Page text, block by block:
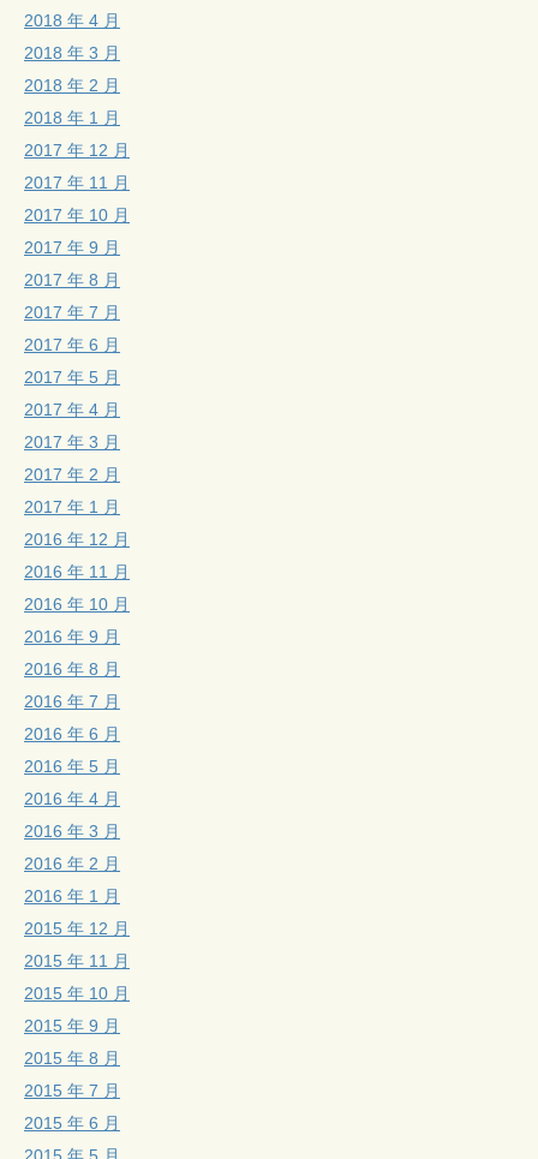
2018 年 4 月
2018 年 3 月
2018 年 2 月
2018 年 1 月
2017 年 12 月
2017 年 11 月
2017 年 10 月
2017 年 9 月
2017 年 8 月
2017 年 7 月
2017 年 6 月
2017 年 5 月
2017 年 4 月
2017 年 3 月
2017 年 2 月
2017 年 1 月
2016 年 12 月
2016 年 11 月
2016 年 10 月
2016 年 9 月
2016 年 8 月
2016 年 7 月
2016 年 6 月
2016 年 5 月
2016 年 4 月
2016 年 3 月
2016 年 2 月
2016 年 1 月
2015 年 12 月
2015 年 11 月
2015 年 10 月
2015 年 9 月
2015 年 8 月
2015 年 7 月
2015 年 6 月